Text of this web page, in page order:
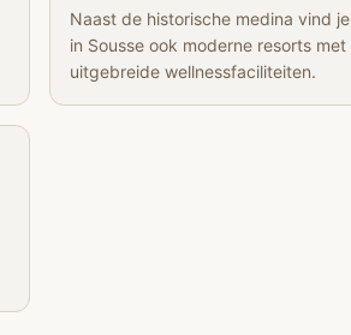
Naast de historische medina vind je
in Sousse ook moderne resorts met
uitgebreide wellnessfaciliteiten.